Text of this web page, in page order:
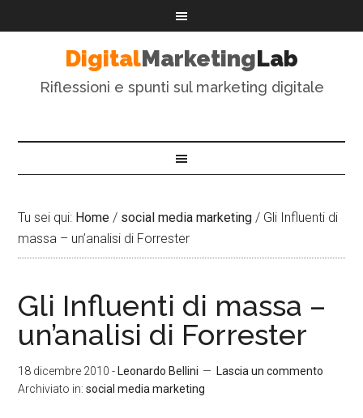
DigitalMarketingLab
Riflessioni e spunti sul marketing digitale
Tu sei qui: Home / social media marketing / Gli Influenti di
massa – un’analisi di Forrester
Gli Influenti di massa –
un’analisi di Forrester
18 dicembre 2010 - Leonardo Bellini
Lascia un commento
Archiviato in:social media marketing